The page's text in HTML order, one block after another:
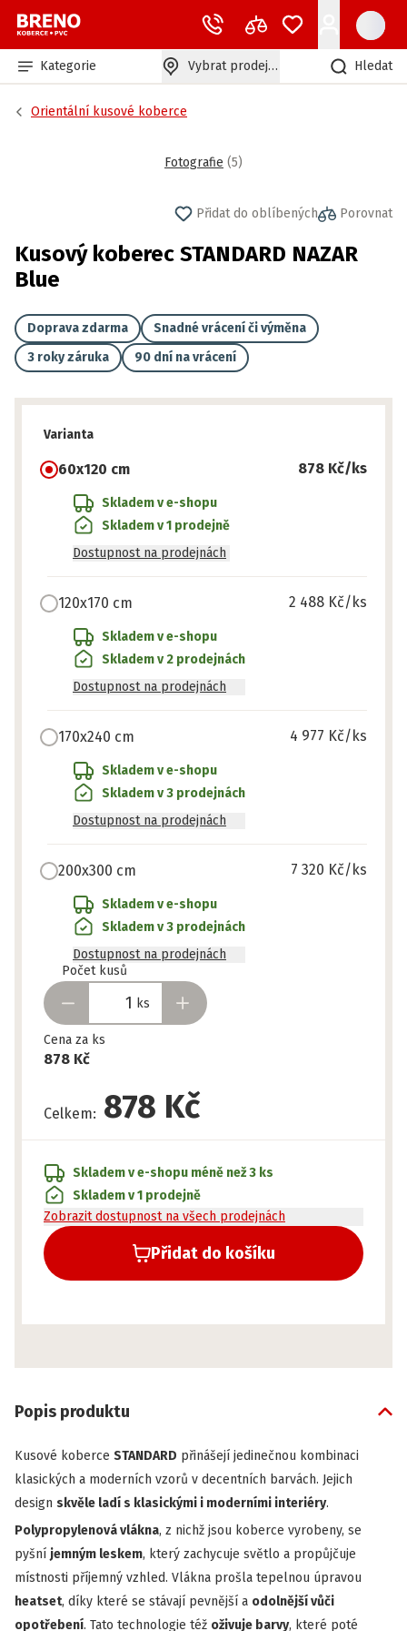
Kategorie Vybrat prodejnu Hledat
Orientální kusové koberce
Fotografie (5)
Přidat do oblíbených Porovnat
Kusový koberec STANDARD NAZAR
Blue
Doprava zdarma
Snadné vrácení či výměna
3 roky záruka
90 dní na vrácení
Varianta
60x120 cm 878 Kč/ks
Skladem v e-shopu
Skladem v 1 prodejně
Dostupnost na prodejnách
120x170 cm 2 488 Kč/ks
Skladem v e-shopu
Skladem v 2 prodejnách
Dostupnost na prodejnách
170x240 cm 4 977 Kč/ks
Skladem v e-shopu
Skladem v 3 prodejnách
Dostupnost na prodejnách
200x300 cm 7 320 Kč/ks
Skladem v e-shopu
Skladem v 3 prodejnách
Dostupnost na prodejnách
Počet kusů
ks
Připraveno
Cena za ks
878 Kč
Celkem: 878 Kč
Přidat do košíku
Skladem v e-shopu méně než 3 ks
Skladem v 1 prodejně
Zobrazit dostupnost na všech prodejnách
Popis produktu
Kusové koberce STANDARD přinášejí jedinečnou kombinaci
klasických a moderních vzorů v decentních barvách. Jejich
design skvěle ladí s klasickými i moderními interiéry.
Polypropylenová vlákna, z nichž jsou koberce vyrobeny, se
pyšní jemným leskem, který zachycuje světlo a propůjčuje
místnosti příjemný vzhled. Vlákna prošla tepelnou úpravou
heatset, díky které se stávají pevnější a odolnější vůči
opotřebení. Tato technologie též oživuje barvy, které poté